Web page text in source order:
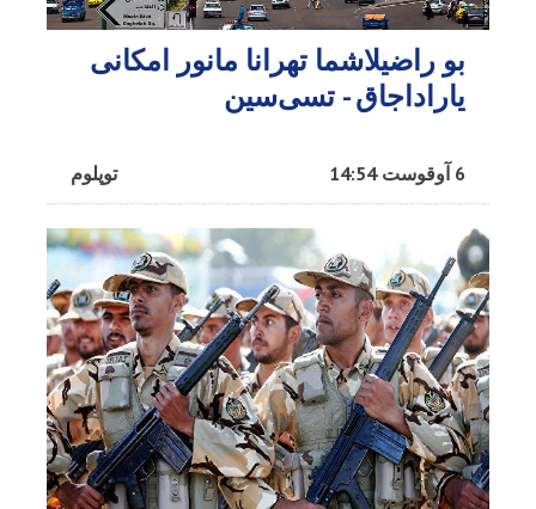
بو راضیلاشما تهرانا مانور امکانی
یاراداجاق - تسی‌سین
توپلوم 6 آوقوست 14:54